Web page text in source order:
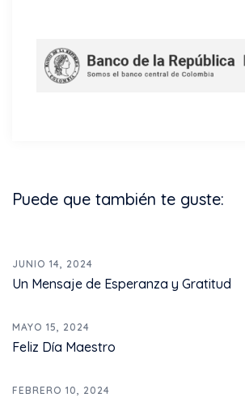
Puede que también te guste:
JUNIO 14, 2024
Un Mensaje de Esperanza y Gratitud
MAYO 15, 2024
Feliz Día Maestro
FEBRERO 10, 2024